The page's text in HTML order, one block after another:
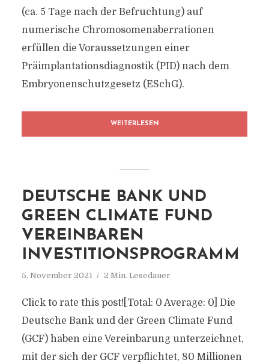
(ca. 5 Tage nach der Befruchtung) auf
numerische Chromosomenaberrationen
erfüllen die Voraussetzungen einer
Präimplantationsdiagnostik (PID) nach dem
Embryonenschutzgesetz (ESchG).
WEITERLESEN
DEUTSCHE BANK UND
GREEN CLIMATE FUND
VEREINBAREN
INVESTITIONSPROGRAMM
5. November 2021 2 Min. Lesedauer
Click to rate this post![Total: 0 Average: 0] Die
Deutsche Bank und der Green Climate Fund
(GCF) haben eine Vereinbarung unterzeichnet,
mit der sich der GCF verpflichtet, 80 Millionen